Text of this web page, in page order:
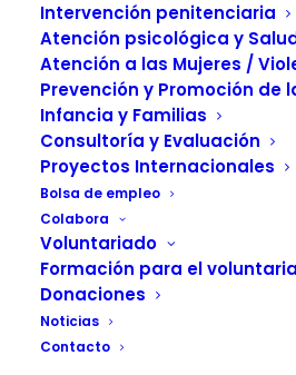
Intervención penitenciaria
Atención psicológica y
Atención a las Mujeres /
Prevención y Promoción de
Infancia y Familias
Consultoría y Evaluación
Proyectos Internacionales
Bolsa de empleo
Colabora
Voluntariado
Formación para el
Donaciones
Noticias
Contacto
El Centro de Reducción del Daño
servicio que ofreceatención
prestación de servicios básicos
ropero…), apoyo al tratamiento,
como apoyo personal y
adicciones activas y con un
biopsicosocial, residentes o
vinculadas de forma permanente
menudo en situación de gran